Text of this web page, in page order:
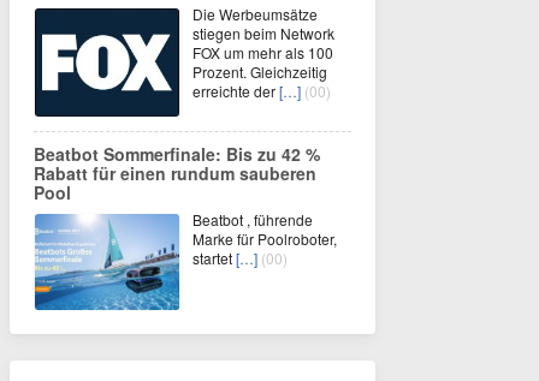
Die Werbeumsätze
stiegen beim Network
FOX um mehr als 100
Prozent. Gleichzeitig
erreichte der[…] (00)
Beatbot Sommerfinale: Bis zu 42 %
Rabatt für einen rundum sauberen
Pool
Beatbot , führende
Marke für Poolroboter,
startet[…] (00)